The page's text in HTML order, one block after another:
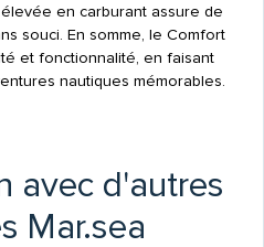
en carburant assure de
souci. En somme, le Comfort
et fonctionnalité, en faisant
nautiques mémorables.
avec d'autres
Mar.sea